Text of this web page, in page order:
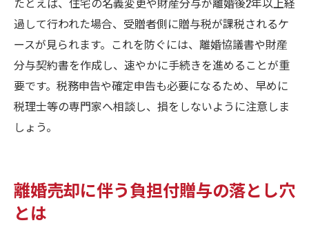
過して行われた場合、受贈者側に贈与税が課税されるケ
ースが見られます。これを防ぐには、離婚協議書や財産
分与契約書を作成し、速やかに手続きを進めることが重
要です。税務申告や確定申告も必要になるため、早めに
税理士等の専門家へ相談し、損をしないように注意しま
しょう。
離婚売却に伴う負担付贈与の落とし穴
とは